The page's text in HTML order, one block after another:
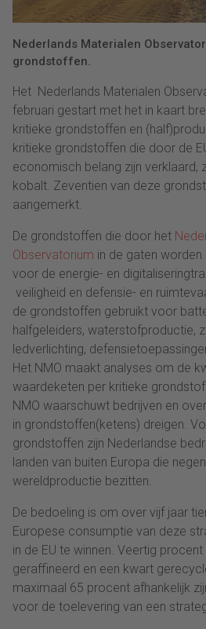
Nederlands Materialen
grondstoffen.
Het Nederlands Materialen
februari gestart met het in kaart
kritieke grondstoffen en
kritieke grondstoffen die door de
economisch belang zijn verklaard,
kobalt. Zeventien van deze
aangemerkt.
De grondstoffen die door het
Observatorium in de gaten worden
voor de energie- en
veiligheid en defensie- en
de grondstoffen gebruikt voor
halfgeleiders, waterstofproductie,
ledverlichting,
Het NMO maakt analyses om de
waardeketen per kritieke
NMO waarschuwt bedrijven en
in grondstoffen(ketens) dreigen.
grondstoffen zijn Nederlandse
landen van buiten Europa die
wereldproductie bezitten.
De bedoeling is om over vijf jaar
Europese consumptie van deze
in de EU te winnen. Veertig
geraffineerd en een kwart
maximaal 65 procent afhankelijk
voor de toelevering van een